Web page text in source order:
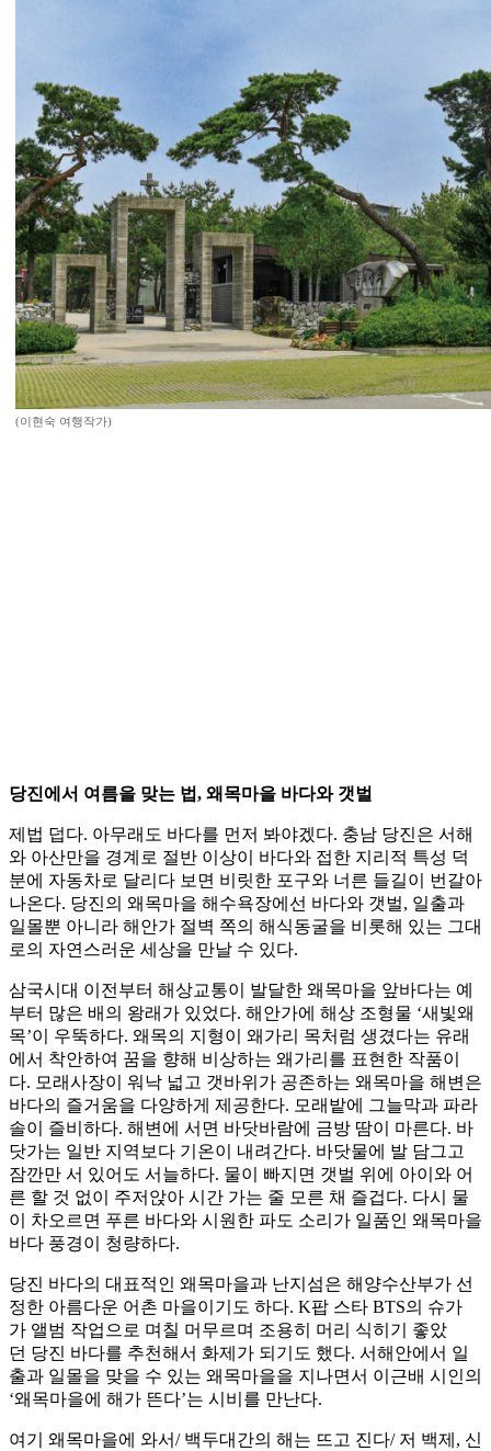
(이현숙 여행작가)
당진에서 여름을 맞는 법, 왜목마을 바다와 갯벌
제법 덥다. 아무래도 바다를 먼저 봐야겠다. 충남 당진은 서해
와 아산만을 경계로 절반 이상이 바다와 접한 지리적 특성 덕
분에 자동차로 달리다 보면 비릿한 포구와 너른 들길이 번갈아
나온다. 당진의 왜목마을 해수욕장에선 바다와 갯벌, 일출과
일몰뿐 아니라 해안가 절벽 쪽의 해식동굴을 비롯해 있는 그대
로의 자연스러운 세상을 만날 수 있다.
삼국시대 이전부터 해상교통이 발달한 왜목마을 앞바다는 예
부터 많은 배의 왕래가 있었다. 해안가에 해상 조형물 ‘새빛왜
목’이 우뚝하다. 왜목의 지형이 왜가리 목처럼 생겼다는 유래
에서 착안하여 꿈을 향해 비상하는 왜가리를 표현한 작품이
다. 모래사장이 워낙 넓고 갯바위가 공존하는 왜목마을 해변은
바다의 즐거움을 다양하게 제공한다. 모래밭에 그늘막과 파라
솔이 즐비하다. 해변에 서면 바닷바람에 금방 땀이 마른다. 바
닷가는 일반 지역보다 기온이 내려간다. 바닷물에 발 담그고
잠깐만 서 있어도 서늘하다. 물이 빠지면 갯벌 위에 아이와 어
른 할 것 없이 주저앉아 시간 가는 줄 모른 채 즐겁다. 다시 물
이 차오르면 푸른 바다와 시원한 파도 소리가 일품인 왜목마을
바다 풍경이 청량하다.
당진 바다의 대표적인 왜목마을과 난지섬은 해양수산부가 선
정한 아름다운 어촌 마을이기도 하다. K팝 스타 BTS의 슈가
가 앨범 작업으로 며칠 머무르며 조용히 머리 식히기 좋았
던 당진 바다를 추천해서 화제가 되기도 했다. 서해안에서 일
출과 일몰을 맞을 수 있는 왜목마을을 지나면서 이근배 시인의
‘왜목마을에 해가 뜬다’는 시비를 만난다.
여기 왜목마을에 와서/ 백두대간의 해는 뜨고 진다/ 저 백제, 신